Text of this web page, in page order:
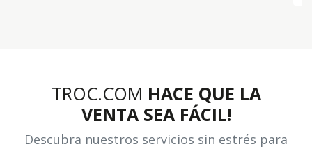
TROC.COM HACE QUE LA
VENTA SEA FÁCIL!
Descubra nuestros servicios sin estrés para